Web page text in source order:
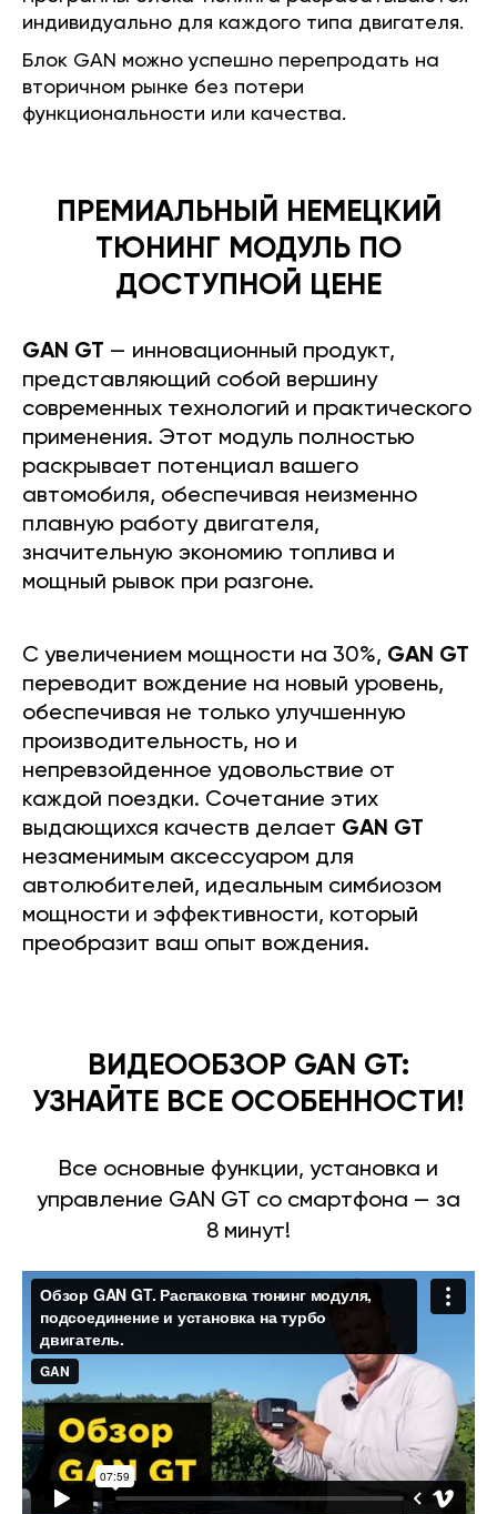
индивидуально для каждого типа двигателя.
Блок GAN можно успешно перепродать на
вторичном рынке без потери
функциональности или качества.
ПРЕМИАЛЬНЫЙ НЕМЕЦКИЙ
ТЮНИНГ МОДУЛЬ ПО
ДОСТУПНОЙ ЦЕНЕ
GAN GT — инновационный продукт,
представляющий собой вершину
современных технологий и практического
применения. Этот модуль полностью
раскрывает потенциал вашего
автомобиля, обеспечивая неизменно
плавную работу двигателя,
значительную экономию топлива и
мощный рывок при разгоне.
С увеличением мощности на 30%, GAN GT
переводит вождение на новый уровень,
обеспечивая не только улучшенную
производительность, но и
непревзойденное удовольствие от
каждой поездки. Сочетание этих
выдающихся качеств делает GAN GT
незаменимым аксессуаром для
автолюбителей, идеальным симбиозом
мощности и эффективности, который
преобразит ваш опыт вождения.
ВИДЕООБЗОР GAN GT:
УЗНАЙТЕ ВСЕ ОСОБЕННОСТИ!
Все основные функции, установка и
управление GAN GT со смартфона — за
8 минут!